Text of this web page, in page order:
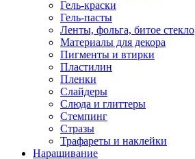
Гель-краски
Гель-пасты
Ленты, фольга, битое стекло
Материалы для декора
Пигменты и втирки
Пластилин
Пленки
Слайдеры
Слюда и глиттеры
Стемпинг
Стразы
Трафареты и наклейки
Наращивание